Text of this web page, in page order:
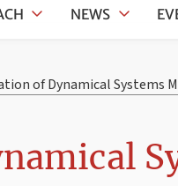
NEWS
of Dynamical Systems M